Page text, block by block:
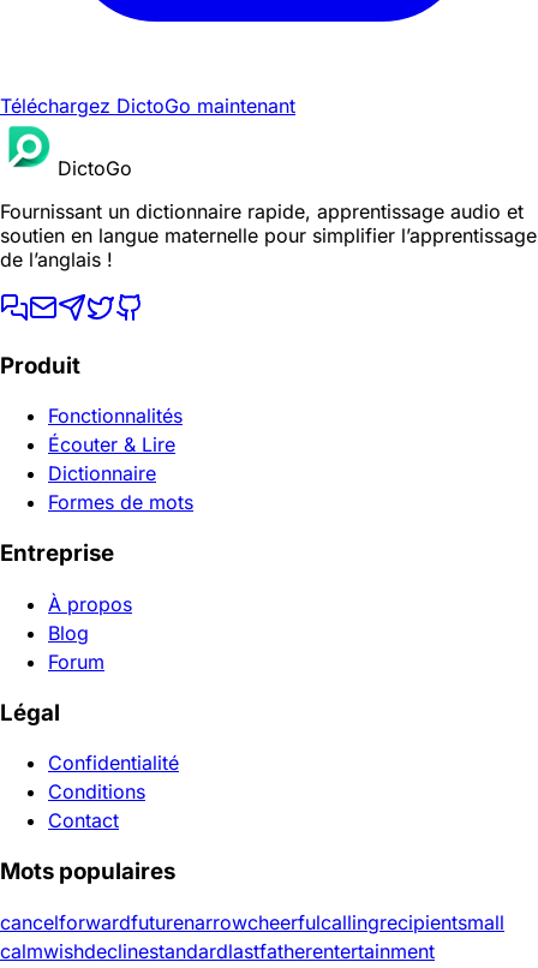
Téléchargez DictoGo maintenant
DictoGo
Fournissant un dictionnaire rapide, apprentissage audio et
soutien en langue maternelle pour simplifier l’apprentissage
de l’anglais !
Produit
Fonctionnalités
Écouter & Lire
Dictionnaire
Formes de mots
Entreprise
À propos
Blog
Forum
Légal
Confidentialité
Conditions
Contact
Mots populaires
cancelforwardfuturenarrowcheerfulcallingrecipientsmall
calmwishdeclinestandardlastfatherentertainment